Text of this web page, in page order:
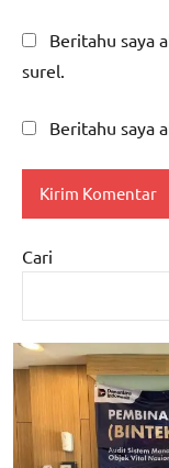
Beritahu saya
surel.
Beritahu saya
Cari